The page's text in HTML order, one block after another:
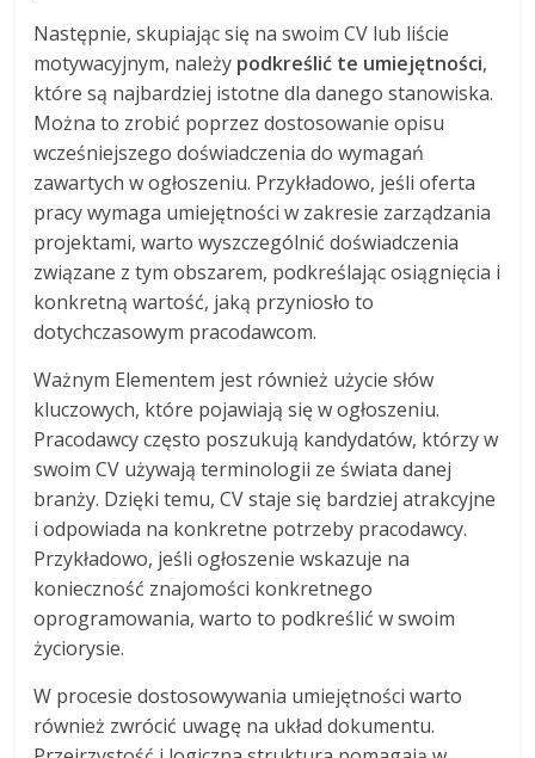
Następnie, skupiając się na swoim CV lub liście
motywacyjnym, należy podkreślić te umiejętności,
które są najbardziej istotne dla danego stanowiska.
Można to zrobić poprzez dostosowanie opisu
wcześniejszego doświadczenia do wymagań
zawartych w ogłoszeniu. Przykładowo, jeśli oferta
pracy wymaga umiejętności w zakresie zarządzania
projektami, warto wyszczególnić doświadczenia
związane z tym obszarem, podkreślając osiągnięcia i
konkretną wartość, jaką przyniosło to
dotychczasowym pracodawcom.
Ważnym Elementem jest również użycie słów
kluczowych, które pojawiają się w ogłoszeniu.
Pracodawcy często poszukują kandydatów, którzy w
swoim CV używają terminologii ze świata danej
branży. Dzięki temu, CV staje się bardziej atrakcyjne
i odpowiada na konkretne potrzeby pracodawcy.
Przykładowo, jeśli ogłoszenie wskazuje na
konieczność znajomości konkretnego
oprogramowania, warto to podkreślić w swoim
życiorysie.
W procesie dostosowywania umiejętności warto
również zwrócić uwagę na układ dokumentu.